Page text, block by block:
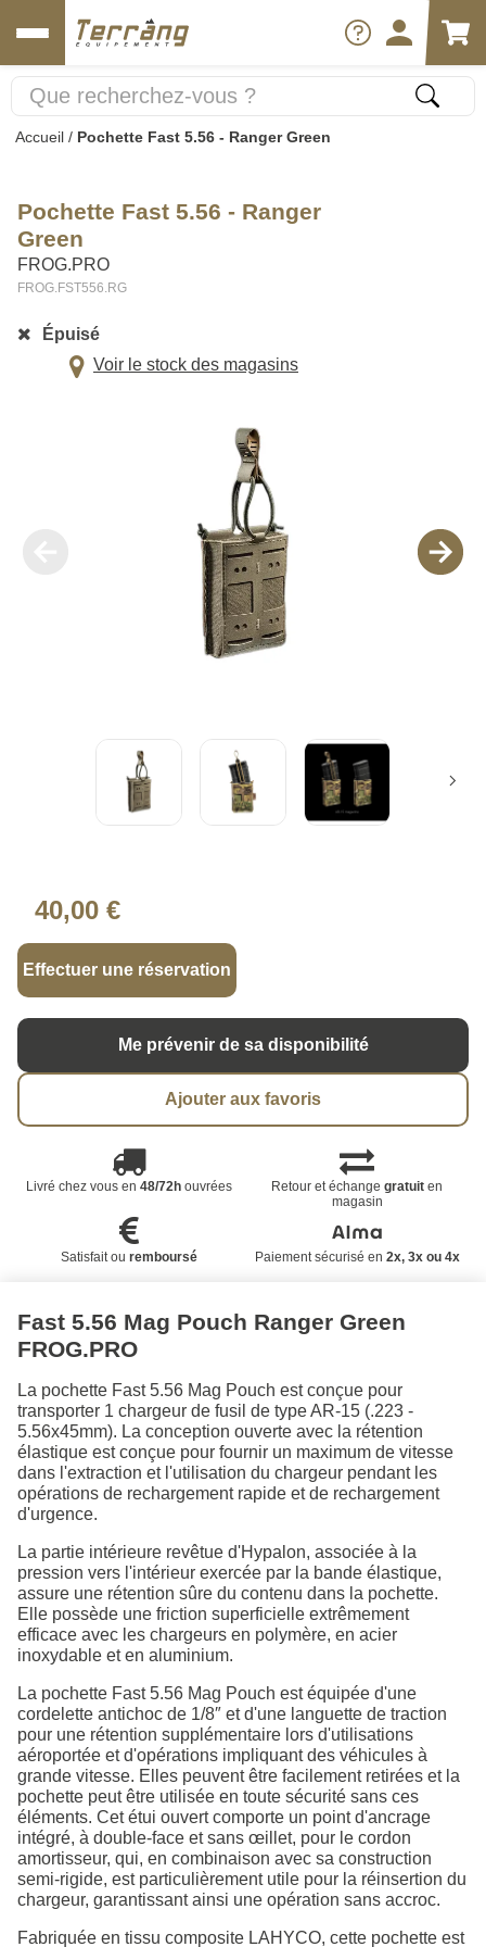
Accueil / Pochette Fast 5.56 - Ranger Green
Pochette Fast 5.56 - Ranger
Green
FROG.PRO
FROG.FST556.RG
Épuisé
Voir le stock des magasins
40,00 €
Effectuer une réservation
Me prévenir de sa disponibilité
Ajouter aux favoris
Livré chez vous en 48/72houvrées Retour et échangegratuit en
magasin
Satisfait ou remboursé Paiement sécurisé en 2x, 3x ou 4x
Fast 5.56 Mag Pouch Ranger Green
FROG.PRO
La pochette Fast 5.56 Mag Pouch est conçue pour
transporter 1 chargeur de fusil de type AR-15 (.223 -
5.56x45mm). La conception ouverte avec la rétention
élastique est conçue pour fournir un maximum de vitesse
dans l'extraction et l'utilisation du chargeur pendant les
opérations de rechargement rapide et de rechargement
d'urgence.
La partie intérieure revêtue d'Hypalon, associée à la
pression vers l'intérieur exercée par la bande élastique,
assure une rétention sûre du contenu dans la pochette.
Elle possède une friction superficielle extrêmement
efficace avec les chargeurs en polymère, en acier
inoxydable et en aluminium.
La pochette Fast 5.56 Mag Pouch est équipée d'une
cordelette antichoc de 1/8″ et d'une languette de traction
pour une rétention supplémentaire lors d'utilisations
aéroportée et d'opérations impliquant des véhicules à
grande vitesse. Elles peuvent être facilement retirées et la
pochette peut être utilisée en toute sécurité sans ces
éléments. Cet étui ouvert comporte un point d'ancrage
intégré, à double-face et sans œillet, pour le cordon
amortisseur, qui, en combinaison avec sa construction
semi-rigide, est particulièrement utile pour la réinsertion du
chargeur, garantissant ainsi une opération sans accroc.
Fabriquée en tissu composite LAHYCO, cette pochette est